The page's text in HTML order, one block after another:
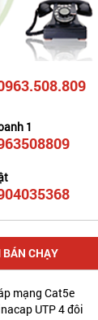
1
CHẠY
mạng Cat5e
UTP 4 đôi